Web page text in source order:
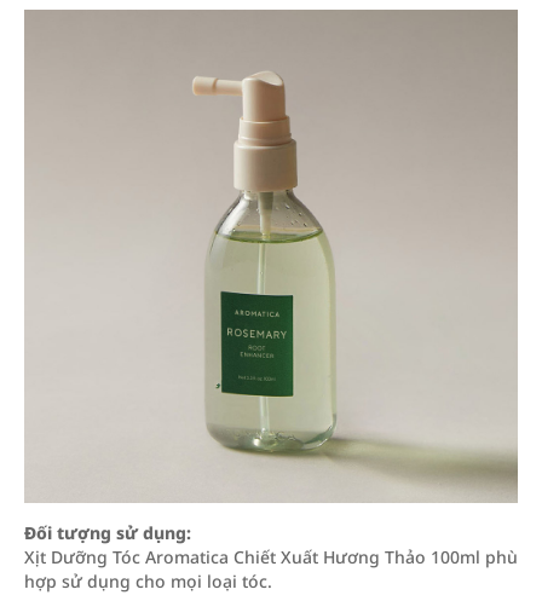
Đối tượng sử dụng:
Xịt Dưỡng Tóc Aromatica Chiết Xuất Hương Thảo 100ml phù
hợp sử dụng cho mọi loại tóc.